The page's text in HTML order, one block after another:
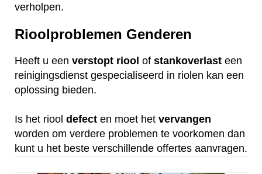
verholpen.
Rioolproblemen Genderen
Heeft u een verstopt riool of stankoverlast een
reinigingsdienst gespecialiseerd in riolen kan een
oplossing bieden.
Is het riool defect en moet het vervangen
worden om verdere problemen te voorkomen dan
kunt u het beste verschillende offertes aanvragen.